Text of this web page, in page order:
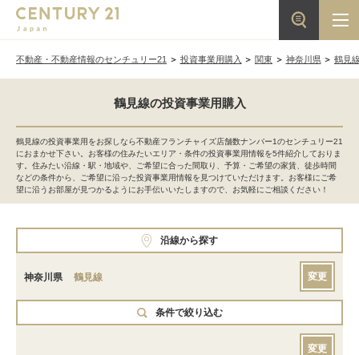
不動産・不動産情報のセンチュリー21 投資事業用購入 関東 神奈川県 鶴見
鶴見線の投資事業用購入
鶴見線の投資事業用をお探しなら不動産フランチャイズ店舗数ナンバー1のセンチュリー21
におまかせ下さい。お客様の住みたいエリア・条件の投資事業用情報を5件紹介しておりま
す。住みたい沿線・駅・地域や、ご希望に合った間取り、予算・ご希望の家賃、徒歩時間
などの条件から、ご希望に沿った投資事業用情報を見つけていただけます。お客様にご希
望に沿うお部屋が見つかるようにお手伝いいたしますので、お気軽にご相談ください！
沿線から探す
神奈川県 鶴見線 変更
条件で絞り込む
変更